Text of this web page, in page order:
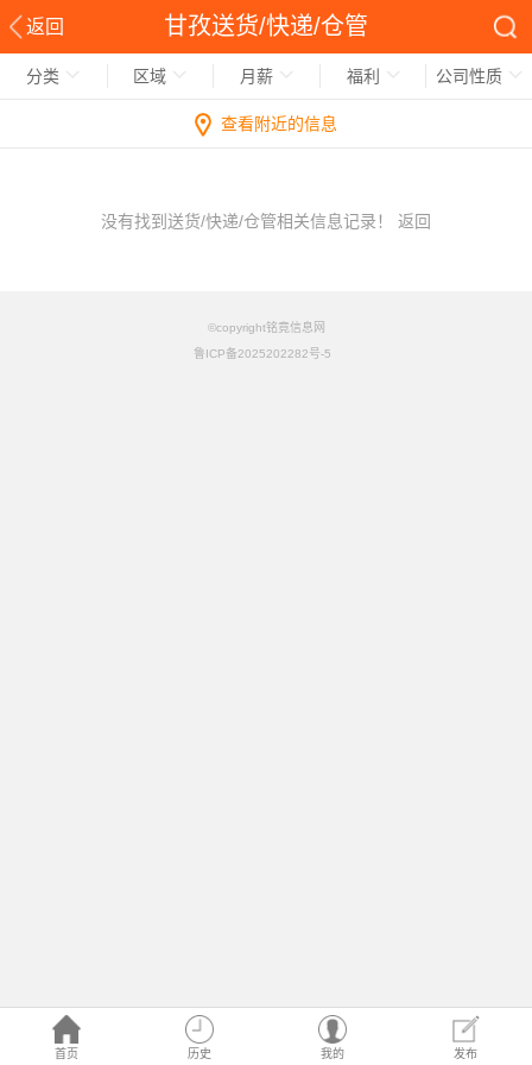
返回 甘孜送货/快递/仓管
首页 历史 我的 发布
分类 区域 月薪 福利 公司性质
查看附近的信息
没有找到送货/快递/仓管相关信息记录！ 返回
©copyright铭竟信息网
鲁ICP备2025202282号-5